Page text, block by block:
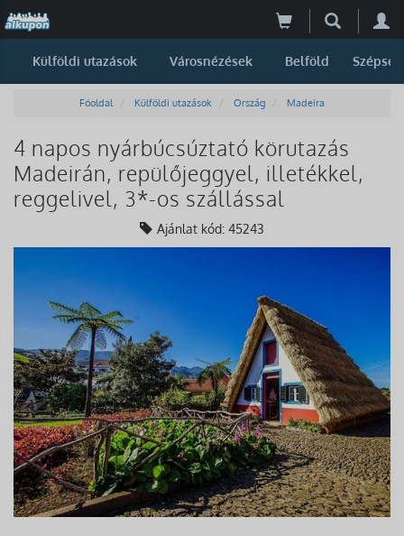
Külföldi utazások Városnézések Belföld Szépség
Főoldal Külföldi utazások Ország Madeira
4 napos nyárbúcsúztató körutazás
Madeirán, repülőjeggyel, illetékkel,
reggelivel, 3*-os szállással
Ajánlat kód: 45243